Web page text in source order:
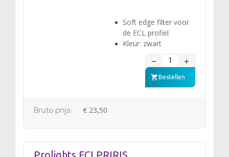
Soft edge filter voor
de ECL profiel
Kleur: zwart
Bestellen
Bruto prijs: € 23,50
Prolights ECLPRIRIS